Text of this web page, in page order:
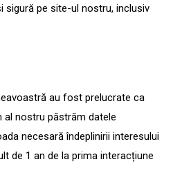
sigură pe site-ul nostru, inclusiv
au fost prelucrate ca
al nostru păstrăm datele
necesară îndeplinirii interesului
de 1 an de la prima interacțiune